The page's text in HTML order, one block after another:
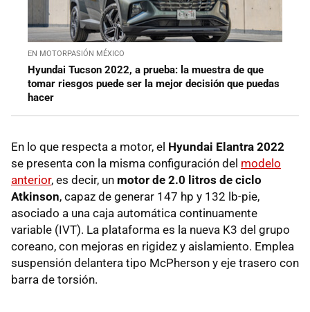
EN MOTORPASIÓN MÉXICO
Hyundai Tucson 2022, a prueba: la muestra de que
tomar riesgos puede ser la mejor decisión que puedas
hacer
En lo que respecta a motor, el Hyundai Elantra 2022
se presenta con la misma configuración del modelo
anterior, es decir, un motor de 2.0 litros de ciclo
Atkinson, capaz de generar 147 hp y 132 lb-pie,
asociado a una caja automática continuamente
variable (IVT). La plataforma es la nueva K3 del grupo
coreano, con mejoras en rigidez y aislamiento. Emplea
suspensión delantera tipo McPherson y eje trasero con
barra de torsión.